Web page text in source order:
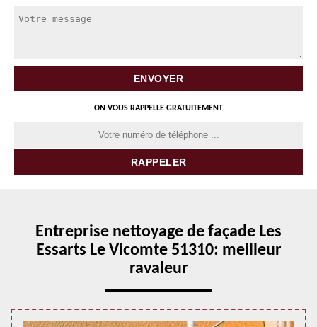
ON VOUS RAPPELLE GRATUITEMENT
Entreprise nettoyage de façade Les
Essarts Le Vicomte 51310: meilleur
ravaleur